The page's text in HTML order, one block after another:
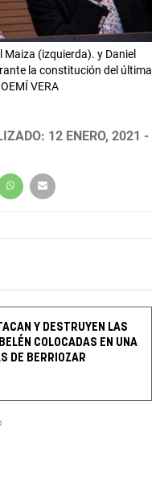
Maiza (izquierda). y Daniel
la constitución del última
VERA
12 ENERO, 2021 -
Y DESTRUYEN LAS
COLOCADAS EN UNA
DE BERRIOZAR